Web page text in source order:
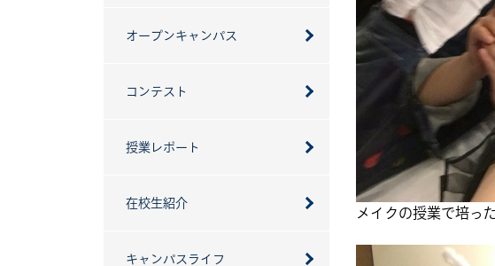
メイクの授業で培っ
オープンキャンパス
コンテスト
授業レポート
在校生紹介
キャンパスライフ